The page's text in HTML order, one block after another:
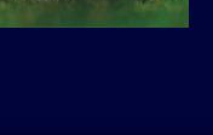
焦点となりつつ
で非常に重要で